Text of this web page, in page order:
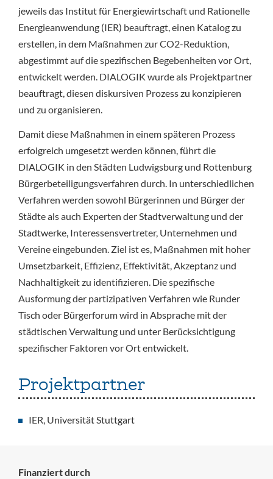
jeweils das Institut für Energiewirtschaft und Rationelle
Energieanwendung (IER) beauftragt, einen Katalog zu
erstellen, in dem Maßnahmen zur CO2-Reduktion,
abgestimmt auf die spezifischen Begebenheiten vor Ort,
entwickelt werden. DIALOGIK wurde als Projektpartner
beauftragt, diesen diskursiven Prozess zu konzipieren
und zu organisieren.
Damit diese Maßnahmen in einem späteren Prozess
erfolgreich umgesetzt werden können, führt die
DIALOGIK in den Städten Ludwigsburg und Rottenburg
Bürgerbeteiligungsverfahren durch. In unterschiedlichen
Verfahren werden sowohl Bürgerinnen und Bürger der
Städte als auch Experten der Stadtverwaltung und der
Stadtwerke, Interessensvertreter, Unternehmen und
Vereine eingebunden. Ziel ist es, Maßnahmen mit hoher
Umsetzbarkeit, Effizienz, Effektivität, Akzeptanz und
Nachhaltigkeit zu identifizieren. Die spezifische
Ausformung der partizipativen Verfahren wie Runder
Tisch oder Bürgerforum wird in Absprache mit der
städtischen Verwaltung und unter Berücksichtigung
spezifischer Faktoren vor Ort entwickelt.
Projektpartner
IER, Universität Stuttgart
Finanziert durch